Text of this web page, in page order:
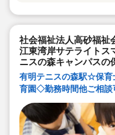
社会福祉法人高砂福祉
江東湾岸サテライトス
ニスの森キャンパスの
有明テニスの森駅☆保
育園◇勤務時間他ご相談